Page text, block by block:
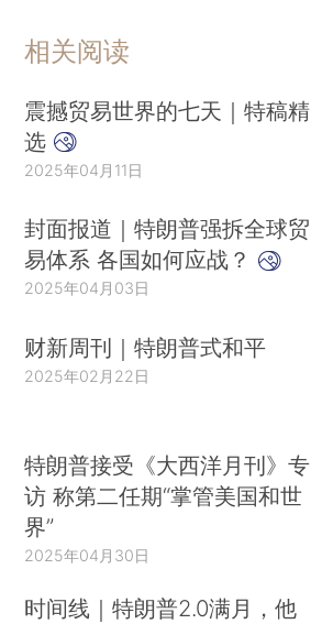
相关阅读
震撼贸易世界的七天｜特稿精
选
2025年04月11日
封面报道｜特朗普强拆全球贸
易体系 各国如何应战？
2025年04月03日
财新周刊｜特朗普式和平
2025年02月22日
特朗普接受《大西洋月刊》专
访 称第二任期“掌管美国和世
界”
2025年04月30日
时间线｜特朗普2.0满月，他